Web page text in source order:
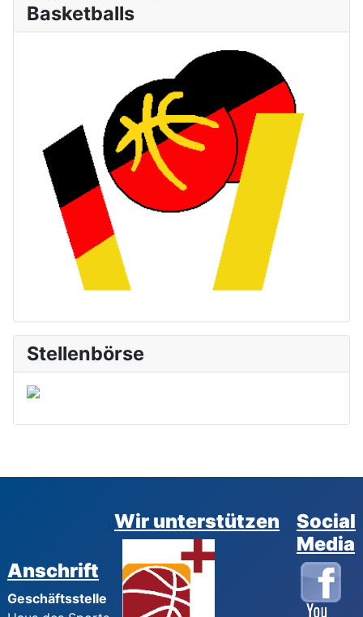
Basketballs
Stellenbörse
Anschrift
Geschäftsstelle
Wir unterstützen
Social
Media